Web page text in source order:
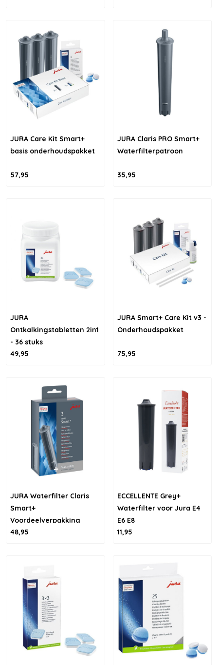
JURA Care Kit Smart+
basis onderhoudspakket
57,95
JURA Claris PRO Smart+
Waterfilterpatroon
35,95
JURA
Ontkalkingstabletten 2in1
- 36 stuks
49,95
JURA Smart+ Care Kit v3 -
Onderhoudspakket
75,95
JURA Waterfilter Claris
Smart+
Voordeelverpakking
48,95
ECCELLENTE Grey+
Waterfilter voor Jura E4
E6 E8
11,95